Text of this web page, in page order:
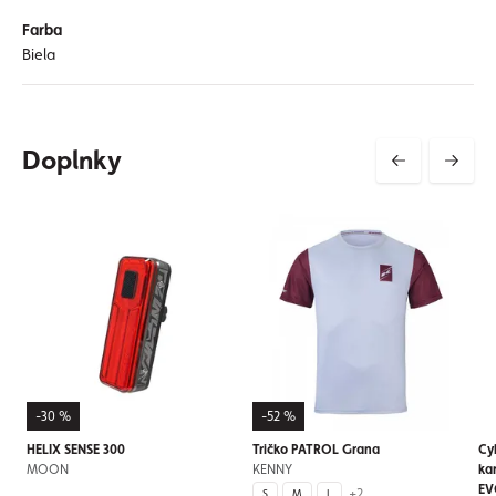
Farba
Biela
Doplnky
-30 %
HELIX SENSE 300
MOON
-52 %
Tričko PATROL Grana
KENNY
S M L